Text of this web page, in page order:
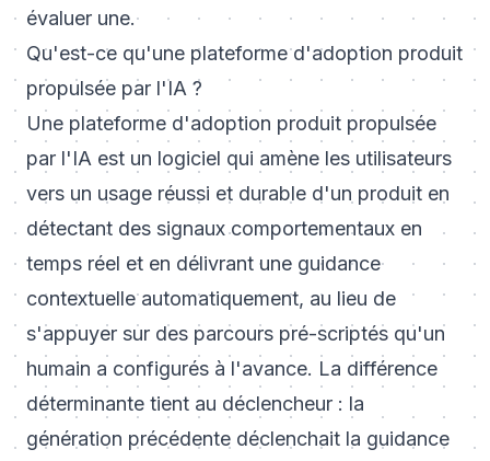
évaluer une.
Qu'est-ce qu'une plateforme d'adoption produit
propulsée par l'IA ?
Une plateforme d'adoption produit propulsée
par l'IA est un logiciel qui amène les utilisateurs
vers un usage réussi et durable d'un produit en
détectant des signaux comportementaux en
temps réel et en délivrant une guidance
contextuelle automatiquement, au lieu de
s'appuyer sur des parcours pré-scriptés qu'un
humain a configurés à l'avance. La différence
déterminante tient au déclencheur : la
génération précédente déclenchait la guidance